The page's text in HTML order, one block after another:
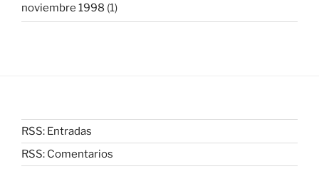
noviembre 1998 (1)
RSS: Entradas
RSS: Comentarios